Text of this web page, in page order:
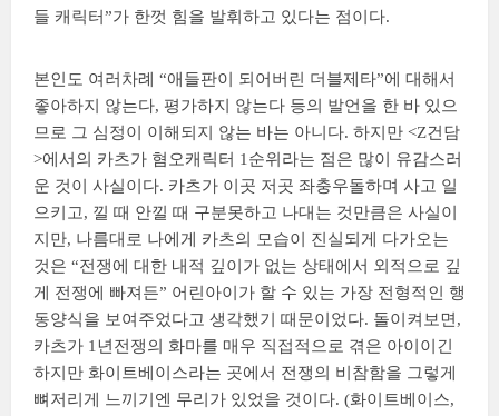
들 캐릭터”가 한껏 힘을 발휘하고 있다는 점이다.
본인도 여러차례 “애들판이 되어버린 더블제타”에 대해서
좋아하지 않는다, 평가하지 않는다 등의 발언을 한 바 있으
므로 그 심정이 이해되지 않는 바는 아니다. 하지만 <Z건담
>에서의 카츠가 혐오캐릭터 1순위라는 점은 많이 유감스러
운 것이 사실이다. 카츠가 이곳 저곳 좌충우돌하며 사고 일
으키고, 낄 때 안낄 때 구분못하고 나대는 것만큼은 사실이
지만, 나름대로 나에게 카츠의 모습이 진실되게 다가오는
것은 “전쟁에 대한 내적 깊이가 없는 상태에서 외적으로 깊
게 전쟁에 빠져든” 어린아이가 할 수 있는 가장 전형적인 행
동양식을 보여주었다고 생각했기 때문이었다. 돌이켜보면,
카츠가 1년전쟁의 화마를 매우 직접적으로 겪은 아이이긴
하지만 화이트베이스라는 곳에서 전쟁의 비참함을 그렇게
뼈저리게 느끼기엔 무리가 있었을 것이다. (화이트베이스,